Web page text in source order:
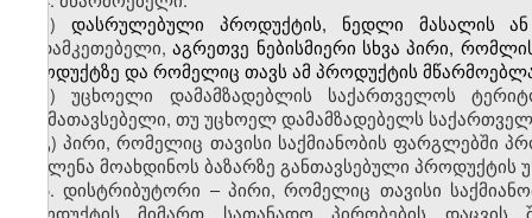
ა) დასრულებული პროდუქტის, ნედლი მასალის
გადამკეთებელი, აგრეთვე ნებისმიერი სხვა პირი,
პროდუქტზე და რომელიც თავს ამ პროდუქტის
ბ) უცხოელი დამამზადებლის საქართველოს
განმათავსებელი, თუ უცხოელ დამამზადებელს
გ) პირი, რომელიც თავისი საქმიანობის ფარგლებში
გავლენა მოახდინოს ბაზარზე განთავსებული პროდუქტის
5. დისტრიბუტორი – პირი, რომელიც თავისი
პროდუქტის მიმართ სათანადო პირობების დაცვის